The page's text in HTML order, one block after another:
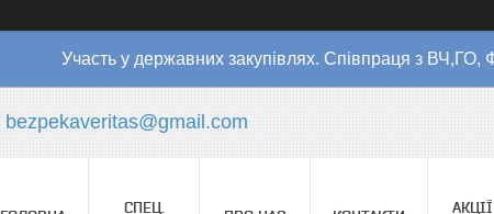
Участь у державних закупівлях. Співпраця з ВЧ,ГО,
bezpekaveritas@gmail.com
СПЕЦ.